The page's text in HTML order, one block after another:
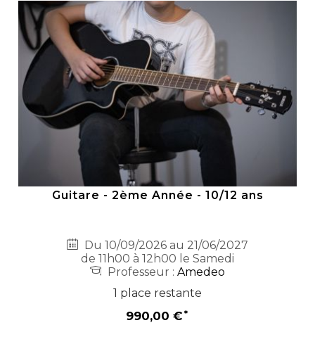
Guitare - 2ème Année - 10/12 ans
Du 10/09/2026 au 21/06/2027
de 11h00 à 12h00 le Samedi
Professeur : Amedeo
1 place restante
990,00 €